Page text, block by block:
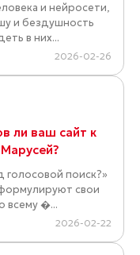
и нейросети,
и бездушность
в них...
2026-02-26
ли ваш сайт к
голосовой поиск?»
свои
всему �...
2026-02-22